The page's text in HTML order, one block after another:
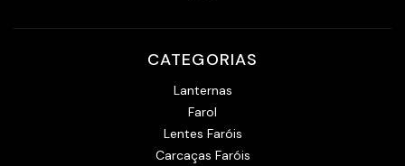
CATEGORIAS
Lanternas
Farol
Lentes Faróis
Carcaças Faróis